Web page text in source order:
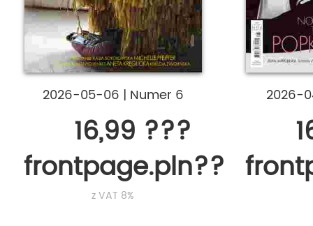
2026-05-06 | Numer 6
16,99 ???
frontpage.pln???
z VAT 8%
2026-